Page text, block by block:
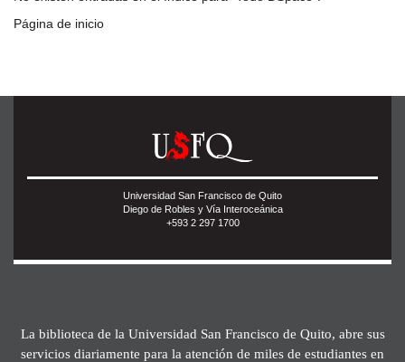
Página de inicio
Universidad San Francisco de Quito
Diego de Robles y Vía Interoceánica
+593 2 297 1700
La biblioteca de la Universidad San Francisco de Quito, abre sus
servicios diariamente para la atención de miles de estudiantes en